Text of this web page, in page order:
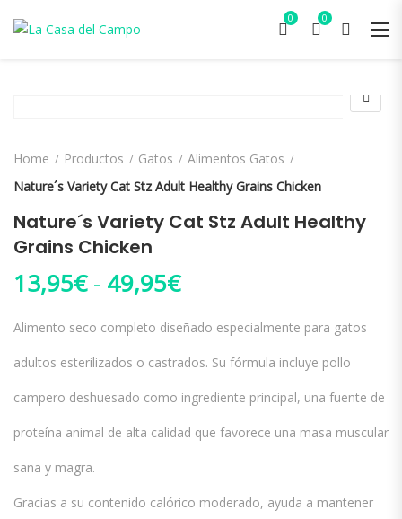
0 0
Home Productos Gatos
Alimentos Gatos
Nature´s Variety Cat Stz Adult Healthy Grains Chicken
Nature´s Variety Cat Stz Adult Healthy
Grains Chicken
13,95€ - 49,95€Rango de precios:
Alimento seco completo diseñado especialmente para gatos
adultos esterilizados o castrados. Su fórmula incluye pollo
campero deshuesado como ingrediente principal, una fuente de
proteína animal de alta calidad que favorece una masa muscular
sana y magra.
Gracias a su contenido calórico moderado, ayuda a mantener